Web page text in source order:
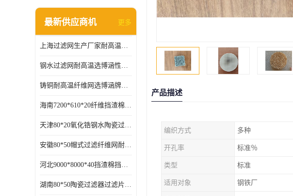
最新供应商机 更多
上海过滤网生产厂家耐高温可定制供应及时
钢水过滤网耐高温选博涵性能稳定价格合适
铸铜耐高温纤维网选博涵牌质量稳定
海南7200*610*20纤维挡渣棉耐高温
天津80*20氧化锆钢水陶瓷过滤器过滤效果明显
安徽80*50帽式过滤纤维网耐高温
河北9000*8000*40挡渣棉挡渣效果好耐高温
湖南80*50陶瓷过滤器过滤片过滤网效果好耐高温
产品描述
编织方式 多种
开孔率 标准％
类型 标准
适用对象 钢铁厂